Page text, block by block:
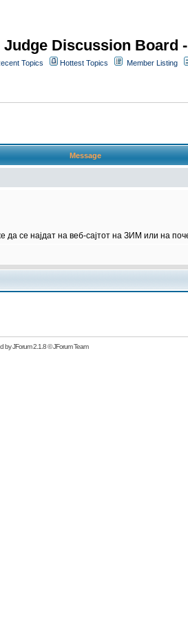
Judge Discussion Board
Topics Hottest Topics Member Listing
Message
се најдат на веб-сајтот на ЗИМ или на
byJForum 2.1.8©JForum Team